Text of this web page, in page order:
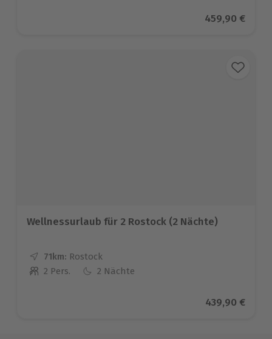
Aktueller
459,90 €
Wellnessurlaub für 2 Rostock (2 Nächte)
71km: Entfernung
Standort
Rostock
Anzahl der Teilnehmer
2 Pers. 2 Nächte
Aktueller
439,90 €